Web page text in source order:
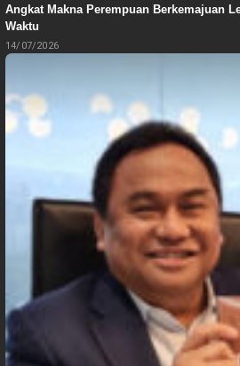
Angkat Makna Perempuan Berkemajuan
Waktu
14/07/2026